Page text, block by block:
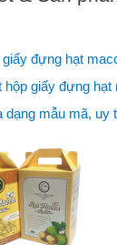
hộp giấy đựng
dạng mẫu mã, uy